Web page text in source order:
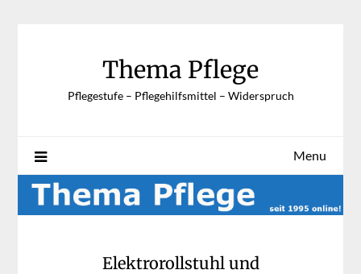
Thema Pflege
Pflegestufe – Pflegehilfsmittel – Widerspruch
Menu
Elektrorollstuhl und